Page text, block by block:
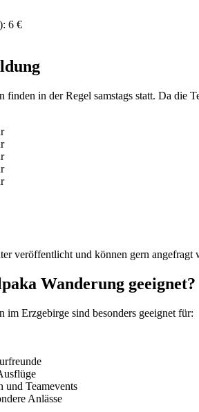
6 €
finden in der Regel samstags statt. Da die
veröffentlicht und können gern
Wanderung geeignet?
im Erzgebirge sind besonders geeignet für:
und Teamevents
Anlässe